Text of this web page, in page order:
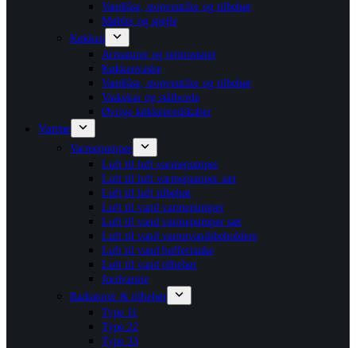
Vandlåse, stopventiler og tilbehør
Møbler og spejle
Køkken
Armaturer og termostater
Køkkenvaske
Vandlåse, stopventiler og tilbehør
Vaskekar og stålborde
Øvrige køkkenredskaber
Varme
Varmepumper
Luft til luft varmepumper
Luft til luft varmepumper sæt
Luft til luft tilbehør
Luft til vand varmepumper
Luft til vand varmepumper sæt
Luft til vand varmtvandsbeholdere
Luft til vand buffertanke
Luft til vand tilbehør
Jordvarme
Radiatorer & tilbehør
Type 11
Type 22
Type 33